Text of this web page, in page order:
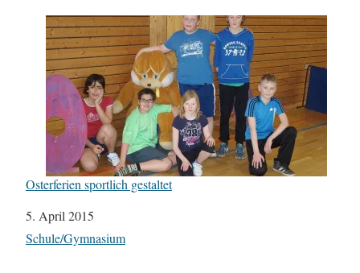
Osterferien sportlich gestaltet
Datum
5. April 2015
In Bezug auf
Schule/Gymnasium